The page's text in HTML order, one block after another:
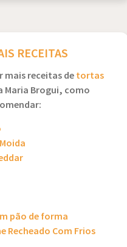
RECEITAS
mais receitas detortas
Maria Brogui, como
pão de forma
Recheado Com Frios